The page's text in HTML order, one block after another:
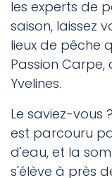
les experts de
saison, laissez
lieux de pêche
Passion
Yvelines.
Le saviez-vous
est parcouru
d'eau, et la
s'élève à près